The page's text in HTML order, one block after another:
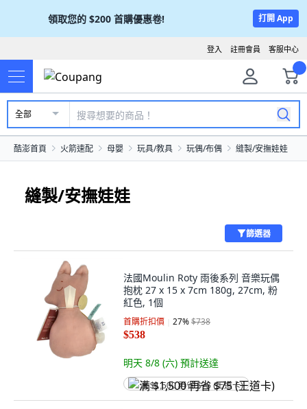
領取您的 $200 首購優惠卷! 打開 App
客服中心
註冊會員
登入
全部
酷澎首頁 火箭速配 母嬰 玩具/教具 玩偶/布偶 縫製/安撫娃娃
縫製/安撫娃娃
篩選器
法國Moulin Roty 雨後系列 音樂玩偶
抱枕 27 x 15 x 7cm 180g, 27cm, 粉
紅色, 1個
首購折扣價 27%$738
$538
明天 8/8 (六) 預計送達
满 $1,500 再省 $75 (王道卡)